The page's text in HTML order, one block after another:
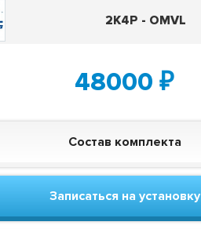
2K4P - OMVL
48000 ₽
Состав комплекта
Записаться на установку